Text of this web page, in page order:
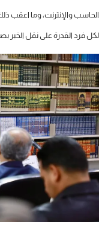
الحاسب والإنترنت، وما اعقب
لكل فرد القدرة على نقل الخبر